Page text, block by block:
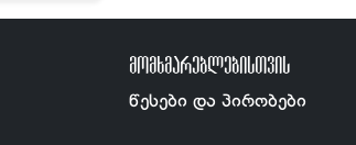
ᲛᲝᲛᲮᲛᲐᲠᲔᲑᲚᲔᲑᲘᲡᲗᲕᲘᲡ
წესები და პირობები